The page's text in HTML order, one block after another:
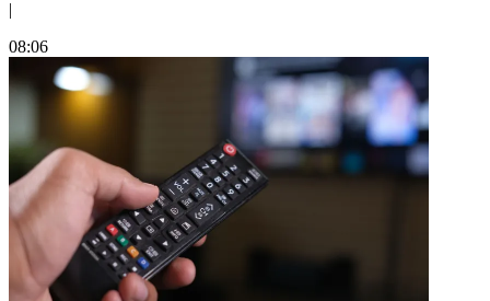
|
08:06